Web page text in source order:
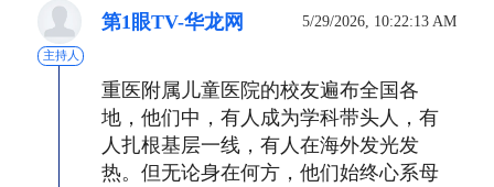
主持人
第1眼TV-华龙网 5/29/2026, 10:22:13 AM
重医附属儿童医院的校友遍布全国各
地，他们中，有人成为学科带头人，有
人扎根基层一线，有人在海外发光发
热。但无论身在何方，他们始终心系母